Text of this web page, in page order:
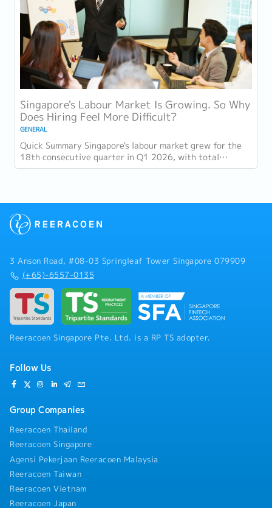
Singapore's Labour Market Is Growing. So Why
Does Hiring Feel More Difficult?
GENERAL
Quick Summary Singapore's labour market grew for the
18th consecutive quarter in Q1 2026, with total
employment up 9,400 and job vacancies (73,300...
3 Anson Road, #08-03 Springleaf Tower Singapore 079909
(+65)-6557-0135
Reeracoen Singapore Pte. Ltd. is a RP TS adopter.
Follow Us
Group Companies
Reeracoen Thailand
Reeracoen Singapore
Agensi Pekerjaan Reeracoen Malaysia
Reeracoen Taiwan
Reeracoen Vietnam
Reeracoen Japan